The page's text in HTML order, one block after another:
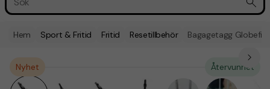
Hem Sport & Fritid Fritid Resetillbehör Bagagetagg
Nyhet Återvunnet